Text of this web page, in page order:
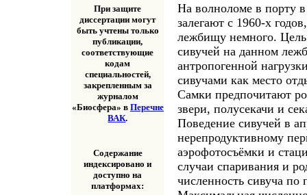
При защите
диссертации могут
быть учтены только
публикации,
соответствующие
кодам
специальностей,
закрепленным за
журналом
«Биосфера» в Перечне
ВАК.
Содержание
индексировано и
доступно на
платформах:
На волноломе в порту в
залегают с 1960-х
лежбищу немного.
сивучей на данном
антропогенной
сивучами как место
Самки предпочитают
звери, полусекачи и
Поведение сивучей в
нерепродуктивному
аэрофотосъёмки и
случаи спаривания и
численность сивуча по